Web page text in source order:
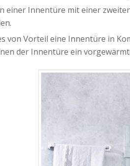
einer Innentüre mit einer
von Vorteil eine Innentüre in
der Innentüre ein